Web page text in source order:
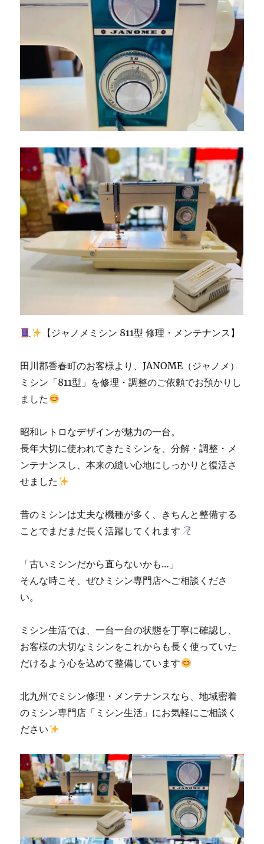
ミ
シ
ン
を
下
し
ま
た
北
九
市
小
倉
南
区
の
北
州
市
の
専
門
「ミ
生
活」
に
【ジャノメミシン 811型 修理・メンテナンス】
田川郡香春町のお客様より、JANOME（ジャノメ）
ミシン「811型」を修理・調整のご依頼でお預かりし
ました
昭和レトロなデザインが魅力の一台。
長年大切に使われてきたミシンを、分解・調整・メ
ンテナンスし、本来の縫い心地にしっかりと復活さ
せました
昔のミシンは丈夫な機種が多く、きちんと整備する
ことでまだまだ長く活躍してくれます
「古いミシンだから直らないかも…」
そんな時こそ、ぜひミシン専門店へご相談くださ
い。
ミシン生活では、一台一台の状態を丁寧に確認し、
お客様の大切なミシンをこれからも長く使っていた
だけるよう心を込めて整備しています
北九州でミシン修理・メンテナンスなら、地域密着
のミシン専門店「ミシン生活」にお気軽にご相談く
ださい